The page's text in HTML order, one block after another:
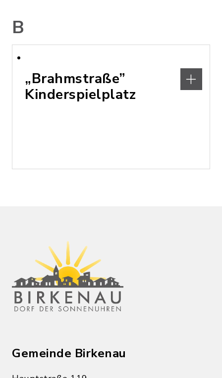
B
„Brahmstraße”
Kinderspielplatz
Gemeinde Birkenau